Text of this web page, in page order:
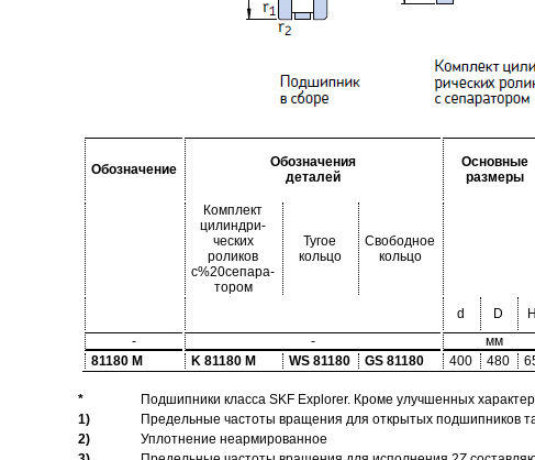
Обозначение
Обозначения
деталей
Основные
размеры
Комплект
цилиндри-
ческих
роликов
с%20сепара-
тором
Тугое
кольцо
Свободное
кольцо
d D H
-
- мм
81180 M
K 81180 M WS 81180 GS 81180 400 480
*
Подшипники класса SKF Explorer. Кроме улучшенных
1)
Предельные частоты вращения для открытых подшипников
2)
Уплотнение неармированное